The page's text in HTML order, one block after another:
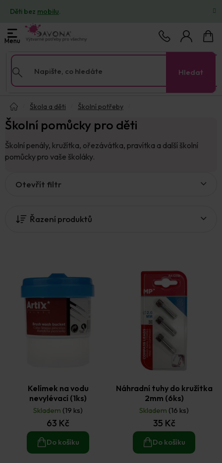
obsah
Děti bez mobilu.
Hledat
košík
Škola a děti
Školní potřeby
Školní pomůcky pro děti
Školní penály, kružítka, ořezávátka, pravítka a další školní
pomůcky pro vaše školáky.
Řazení produktů
Otevřít filtr
Kelímek na vodu
nevylévací (1ks)
Skladem (19 ks)
63 Kč
Do košíku
Náhradní tuhy do kružítka
2mm (6ks)
Skladem (16 ks)
35 Kč
Do košíku